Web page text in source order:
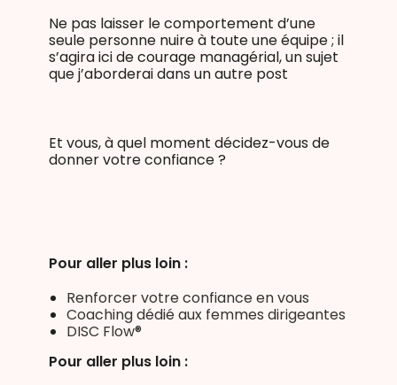
Ne pas laisser le comportement d’une
seule personne nuire à toute une équipe ; il
s’agira ici de courage managérial, un sujet
que j’aborderai dans un autre post
Et vous, à quel moment décidez-vous de
donner votre confiance ?
Pour aller plus loin :
Renforcer votre confiance en vous
Coaching dédié aux femmes dirigeantes
DISC Flow®
Pour aller plus loin :